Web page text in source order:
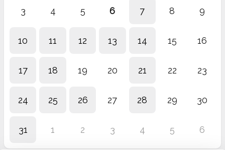
3 4 5 6 7 8 9
10 11 12 13 14 15 16
17 18 19 20 21 22 23
24 25 26 27 28 29 30
31 1 2 3 4 5 6